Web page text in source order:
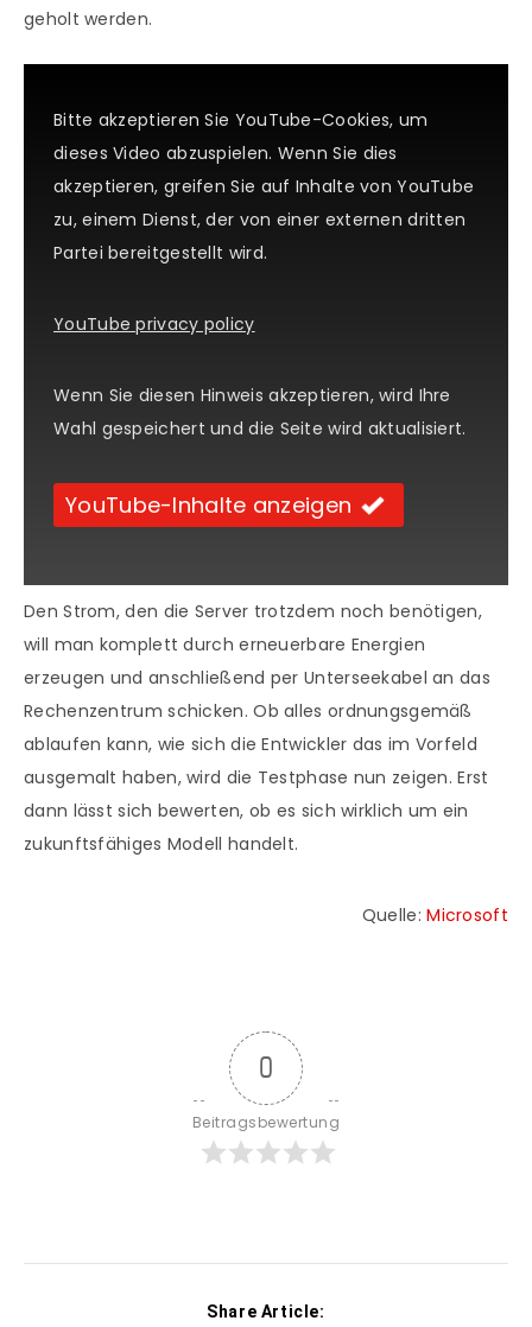
geholt werden.
Bitte akzeptieren Sie YouTube-Cookies, um
dieses Video abzuspielen. Wenn Sie dies
akzeptieren, greifen Sie auf Inhalte von YouTube
zu, einem Dienst, der von einer externen dritten
Partei bereitgestellt wird.
YouTube privacy policy
Wenn Sie diesen Hinweis akzeptieren, wird Ihre
Wahl gespeichert und die Seite wird aktualisiert.
YouTube-Inhalte anzeigen
Den Strom, den die Server trotzdem noch benötigen,
will man komplett durch erneuerbare Energien
erzeugen und anschließend per Unterseekabel an das
Rechenzentrum schicken. Ob alles ordnungsgemäß
ablaufen kann, wie sich die Entwickler das im Vorfeld
ausgemalt haben, wird die Testphase nun zeigen. Erst
dann lässt sich bewerten, ob es sich wirklich um ein
zukunftsfähiges Modell handelt.
Quelle:Microsoft
0
Beitragsbewertung
Share Article: